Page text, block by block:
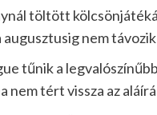
töltött
nem
tűnik a
nem tért vissza az